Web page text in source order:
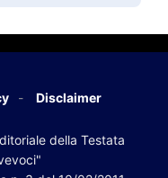
Disclaimer
della Testata